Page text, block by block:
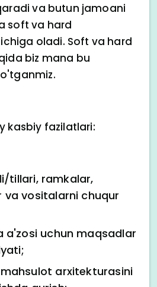
va butun jamoani
soft va hard
oladi. Soft va hard
biz mana bu
kasbiy fazilatlari:
tillari, ramkalar,
va vositalarni chuqur
a'zosi uchun maqsadlar
arxitekturasini